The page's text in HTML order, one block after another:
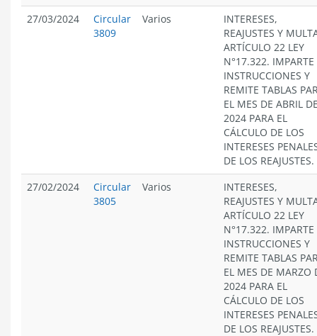
27/03/2024
Circular
3809
Varios
INTERESES,
REAJUSTES Y
ARTÍCULO 22 LEY
N°17.322. IMPARTE
INSTRUCCIONES Y
REMITE TABLAS
EL MES DE ABRIL
2024 PARA EL
CÁLCULO DE LOS
INTERESES
DE LOS REAJUSTES.
27/02/2024
Circular
3805
Varios
INTERESES,
REAJUSTES Y
ARTÍCULO 22 LEY
N°17.322. IMPARTE
INSTRUCCIONES Y
REMITE TABLAS
EL MES DE MARZO
2024 PARA EL
CÁLCULO DE LOS
INTERESES
DE LOS REAJUSTES.